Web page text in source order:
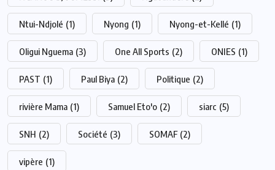
Ntui-Ndjolé (1) Nyong (1) Nyong-et-Kellé (1)
Oligui Nguema (3) One All Sports (2) ONIES (1)
PAST (1) Paul Biya (2) Politique (2)
rivière Mama (1) Samuel Eto'o (2) siarc (5)
SNH (2) Société (3) SOMAF (2)
vipère (1)